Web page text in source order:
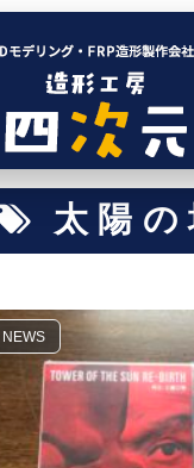
太陽
NEWS